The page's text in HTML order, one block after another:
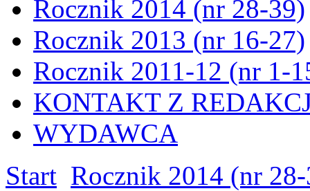
Rocznik 2014 (nr 28-39)
Rocznik 2013 (nr 16-27)
Rocznik 2011-12 (nr 1-
KONTAKT Z
WYDAWCA
Start Rocznik 2014 (nr